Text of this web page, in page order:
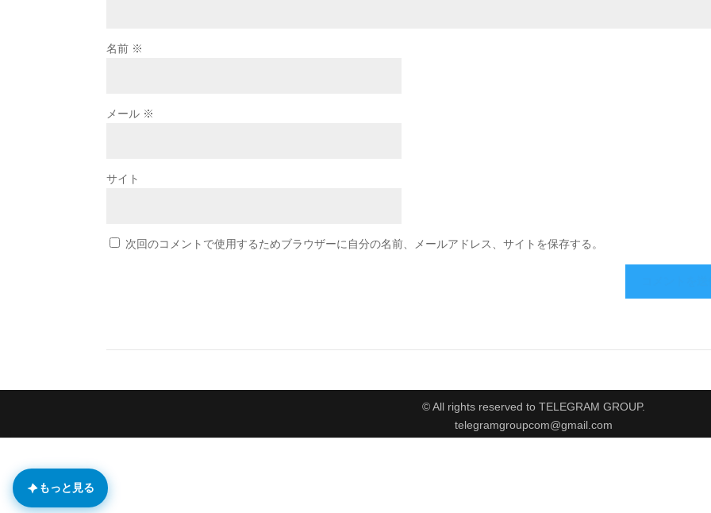
名前 ※
メール ※
サイト
次回のコメントで使用するためブラウザーに自分の名前、メールアドレス、サイトを保存する。
© All rights reserved to TELEGRAM GROUP.
telegramgroupcom@gmail.com
もっと見る